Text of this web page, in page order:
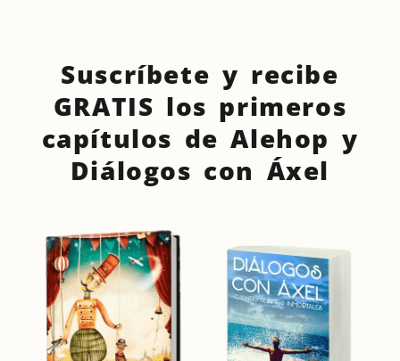
Suscríbete y recibe
GRATIS los primeros
capítulos de Alehop y
Diálogos con Áxel